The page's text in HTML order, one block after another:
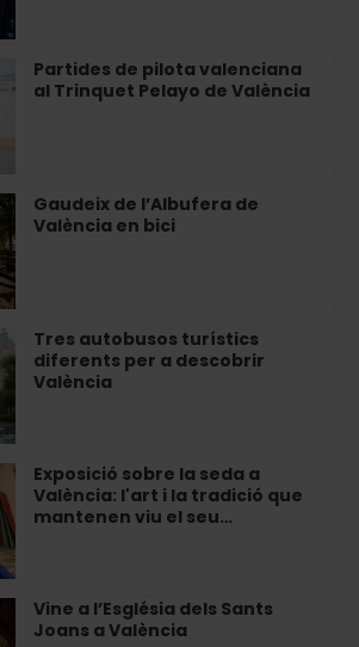
Partides de pilota valenciana
al Trinquet Pelayo de València
Gaudeix de l’Albufera de
València en bici
Tres autobusos turístics
diferents per a descobrir
València
Exposició sobre la seda a
València: l'art i la tradició que
mantenen viu el seu…
Vine a l’Església dels Sants
Joans a València